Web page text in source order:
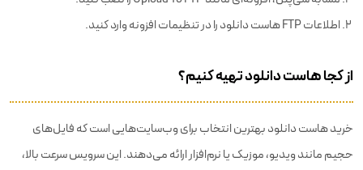
اطلاعات FTP هاست دانلود را در تنظیمات افزونه وارد کنید.
از کجا هاست دانلود تهیه کنیم؟
خرید هاست دانلود بهترین انتخاب برای وب‌سایت‌هایی است که فایل‌های
حجیم مانند ویدیو، موزیک یا نرم‌افزار ارائه می‌دهند. این سرویس سرعت بالا،